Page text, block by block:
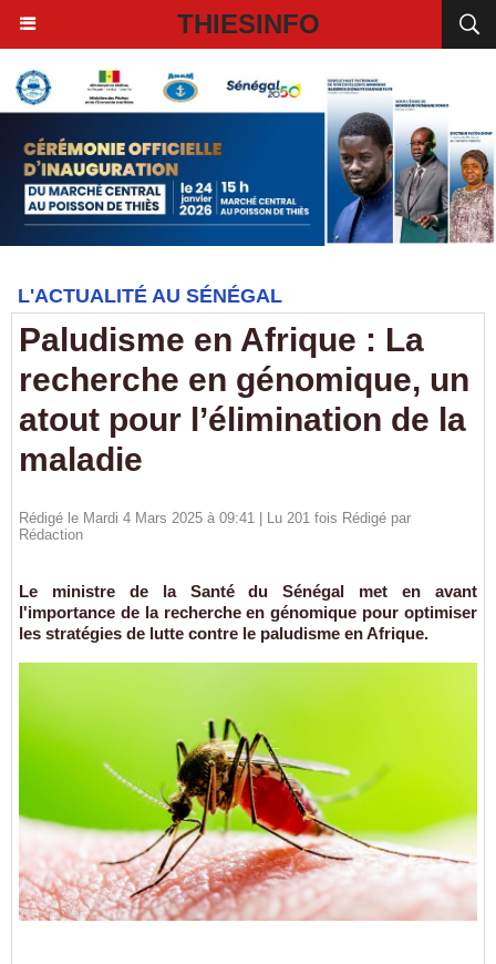
THIESINFO
L'ACTUALITÉ AU SÉNÉGAL
Paludisme en Afrique : La
recherche en génomique, un
atout pour l’élimination de la
maladie
Rédigé le Mardi 4 Mars 2025 à 09:41 | Lu 201 fois Rédigé par
Rédaction
Le ministre de la Santé du Sénégal met en avant
l'importance de la recherche en génomique pour optimiser
les stratégies de lutte contre le paludisme en Afrique.